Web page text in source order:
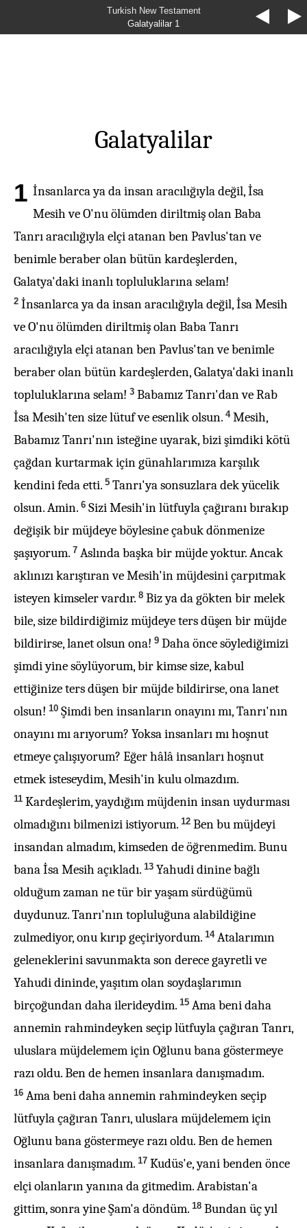
Turkish New Testament
Galatyalilar 1
Galatyalilar
1 İnsanlarca ya da insan aracılığıyla değil, İsa
Mesih ve O'nu ölümden diriltmiş olan Baba
Tanrı aracılığıyla elçi atanan ben Pavlus'tan ve
benimle beraber olan bütün kardeşlerden,
Galatya'daki inanlı topluluklarına selam!
2 İnsanlarca ya da insan aracılığıyla değil, İsa Mesih
ve O'nu ölümden diriltmiş olan Baba Tanrı
aracılığıyla elçi atanan ben Pavlus'tan ve benimle
beraber olan bütün kardeşlerden, Galatya'daki inanlı
topluluklarına selam! 3 Babamız Tanrı'dan ve Rab
İsa Mesih'ten size lütuf ve esenlik olsun. 4 Mesih,
Babamız Tanrı'nın isteğine uyarak, bizi şimdiki kötü
çağdan kurtarmak için günahlarımıza karşılık
kendini feda etti. 5 Tanrı'ya sonsuzlara dek yücelik
olsun. Amin. 6 Sizi Mesih'in lütfuyla çağıranı bırakıp
değişik bir müjdeye böylesine çabuk dönmenize
şaşıyorum. 7 Aslında başka bir müjde yoktur. Ancak
aklınızı karıştıran ve Mesih'in müjdesini çarpıtmak
isteyen kimseler vardır. 8 Biz ya da gökten bir melek
bile, size bildirdiğimiz müjdeye ters düşen bir müjde
bildirirse, lanet olsun ona! 9 Daha önce söylediğimizi
şimdi yine söylüyorum, bir kimse size, kabul
ettiğinize ters düşen bir müjde bildirirse, ona lanet
olsun! 10 Şimdi ben insanların onayını mı, Tanrı'nın
onayını mı arıyorum? Yoksa insanları mı hoşnut
etmeye çalışıyorum? Eğer hâlâ insanları hoşnut
etmek isteseydim, Mesih'in kulu olmazdım.
11 Kardeşlerim, yaydığım müjdenin insan uydurması
olmadığını bilmenizi istiyorum. 12 Ben bu müjdeyi
insandan almadım, kimseden de öğrenmedim. Bunu
bana İsa Mesih açıkladı. 13 Yahudi dinine bağlı
olduğum zaman ne tür bir yaşam sürdüğümü
duydunuz. Tanrı'nın topluluğuna alabildiğine
zulmediyor, onu kırıp geçiriyordum. 14 Atalarımın
geleneklerini savunmakta son derece gayretli ve
Yahudi dininde, yaşıtım olan soydaşlarımın
birçoğundan daha ilerideydim. 15 Ama beni daha
annemin rahmindeyken seçip lütfuyla çağıran Tanrı,
uluslara müjdelemem için Oğlunu bana göstermeye
razı oldu. Ben de hemen insanlara danışmadım.
16 Ama beni daha annemin rahmindeyken seçip
lütfuyla çağıran Tanrı, uluslara müjdelemem için
Oğlunu bana göstermeye razı oldu. Ben de hemen
insanlara danışmadım. 17 Kudüs'e, yani benden önce
elçi olanların yanına da gitmedim. Arabistan'a
gittim, sonra yine Şam'a döndüm. 18 Bundan üç yıl